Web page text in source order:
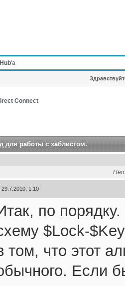
'а
Connect
для работы с хаблистом.
29.7.2010, 1:10
по
$Lock-
том, что этот
Если